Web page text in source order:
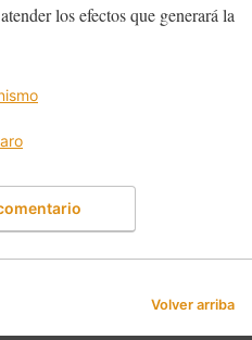
los efectos que generará la
Volver arriba